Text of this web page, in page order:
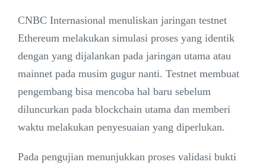
CNBC Internasional menuliskan jaringan testnet
Ethereum melakukan simulasi proses yang identik
dengan yang dijalankan pada jaringan utama atau
mainnet pada musim gugur nanti. Testnet membuat
pengembang bisa mencoba hal baru sebelum
diluncurkan pada blockchain utama dan memberi
waktu melakukan penyesuaian yang diperlukan.
Pada pengujian menunjukkan proses validasi bukti